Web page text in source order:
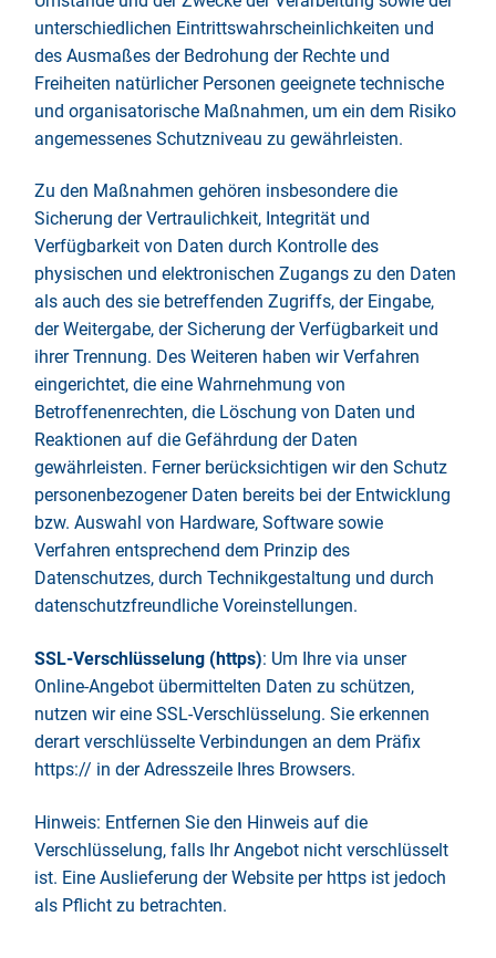
unterschiedlichen Eintrittswahrscheinlichkeiten und
des Ausmaßes der Bedrohung der Rechte und
Freiheiten natürlicher Personen geeignete technische
und organisatorische Maßnahmen, um ein dem Risiko
angemessenes Schutzniveau zu gewährleisten.
Zu den Maßnahmen gehören insbesondere die
Sicherung der Vertraulichkeit, Integrität und
Verfügbarkeit von Daten durch Kontrolle des
physischen und elektronischen Zugangs zu den Daten
als auch des sie betreffenden Zugriffs, der Eingabe,
der Weitergabe, der Sicherung der Verfügbarkeit und
ihrer Trennung. Des Weiteren haben wir Verfahren
eingerichtet, die eine Wahrnehmung von
Betroffenenrechten, die Löschung von Daten und
Reaktionen auf die Gefährdung der Daten
gewährleisten. Ferner berücksichtigen wir den Schutz
personenbezogener Daten bereits bei der Entwicklung
bzw. Auswahl von Hardware, Software sowie
Verfahren entsprechend dem Prinzip des
Datenschutzes, durch Technikgestaltung und durch
datenschutzfreundliche Voreinstellungen.
SSL-Verschlüsselung (https): Um Ihre via unser
Online-Angebot übermittelten Daten zu schützen,
nutzen wir eine SSL-Verschlüsselung. Sie erkennen
derart verschlüsselte Verbindungen an dem Präfix
https:// in der Adresszeile Ihres Browsers.
Hinweis: Entfernen Sie den Hinweis auf die
Verschlüsselung, falls Ihr Angebot nicht verschlüsselt
ist. Eine Auslieferung der Website per https ist jedoch
als Pflicht zu betrachten.